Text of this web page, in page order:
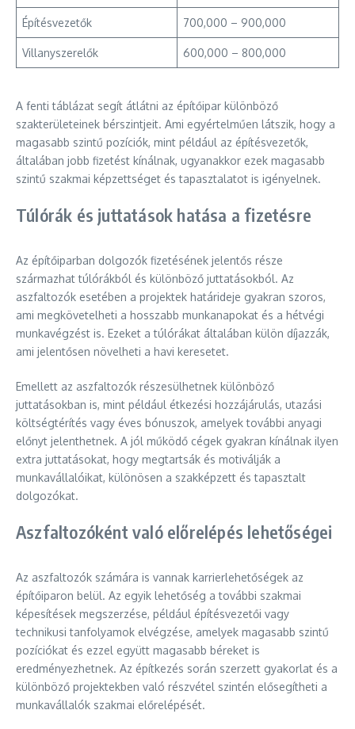
Építésvezetők 700,000 – 900,000
Villanyszerelők 600,000 – 800,000
A fenti táblázat segít átlátni az építőipar különböző
szakterületeinek bérszintjeit. Ami egyértelműen látszik, hogy a
magasabb szintű pozíciók, mint például az építésvezetők,
általában jobb fizetést kínálnak, ugyanakkor ezek magasabb
szintű szakmai képzettséget és tapasztalatot is igényelnek.
Túlórák és juttatások hatása a fizetésre
Az építőiparban dolgozók fizetésének jelentős része
származhat túlórákból és különböző juttatásokból. Az
aszfaltozók esetében a projektek határideje gyakran szoros,
ami megkövetelheti a hosszabb munkanapokat és a hétvégi
munkavégzést is. Ezeket a túlórákat általában külön díjazzák,
ami jelentősen növelheti a havi keresetet.
Emellett az aszfaltozók részesülhetnek különböző
juttatásokban is, mint például étkezési hozzájárulás, utazási
költségtérítés vagy éves bónuszok, amelyek további anyagi
előnyt jelenthetnek. A jól működő cégek gyakran kínálnak ilyen
extra juttatásokat, hogy megtartsák és motiválják a
munkavállalóikat, különösen a szakképzett és tapasztalt
dolgozókat.
Aszfaltozóként való előrelépés lehetőségei
Az aszfaltozók számára is vannak karrierlehetőségek az
építőiparon belül. Az egyik lehetőség a további szakmai
képesítések megszerzése, például építésvezetői vagy
technikusi tanfolyamok elvégzése, amelyek magasabb szintű
pozíciókat és ezzel együtt magasabb béreket is
eredményezhetnek. Az építkezés során szerzett gyakorlat és a
különböző projektekben való részvétel szintén elősegítheti a
munkavállalók szakmai előrelépését.